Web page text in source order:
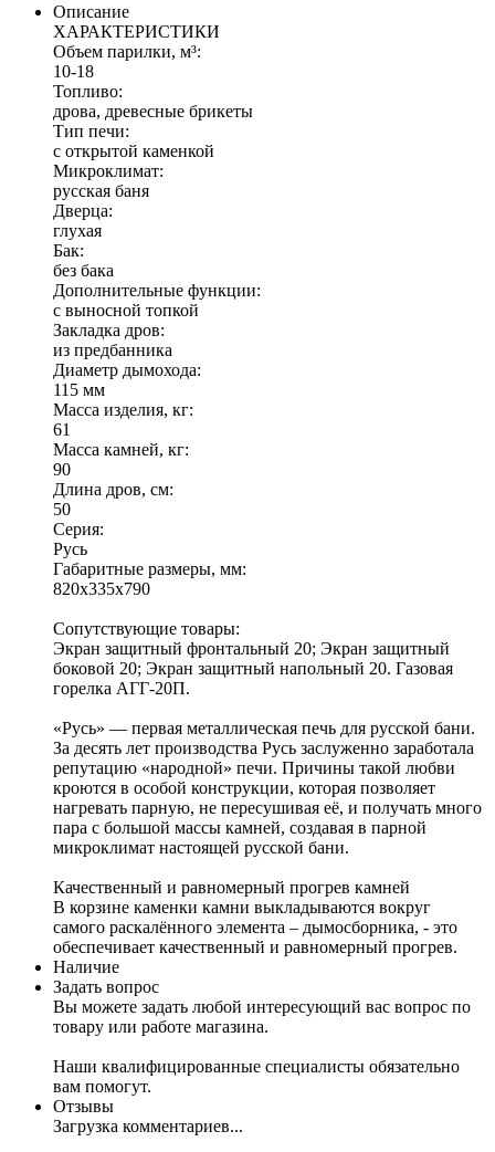
Описание
ХАРАКТЕРИСТИКИ
Объем парилки, м³:
10-18
Топливо:
дрова, древесные брикеты
Тип печи:
с открытой каменкой
Микроклимат:
русская баня
Дверца:
глухая
Бак:
без бака
Дополнительные функции:
с выносной топкой
Закладка дров:
из предбанника
Диаметр дымохода:
115 мм
Масса изделия, кг:
61
Масса камней, кг:
90
Длина дров, см:
50
Серия:
Русь
Габаритные размеры, мм:
820x335x790
Сопутствующие товары:
Экран защитный фронтальный 20; Экран защитный
боковой 20; Экран защитный напольный 20. Газовая
горелка АГГ-20П.
«Русь» — первая металлическая печь для русской бани.
За десять лет производства Русь заслуженно заработала
репутацию «народной» печи. Причины такой любви
кроются в особой конструкции, которая позволяет
нагревать парную, не пересушивая её, и получать много
пара с большой массы камней, создавая в парной
микроклимат настоящей русской бани.
Качественный и равномерный прогрев камней
В корзине каменки камни выкладываются вокруг
самого раскалённого элемента – дымосборника, - это
обеспечивает качественный и равномерный прогрев.
Наличие
Задать вопрос
Вы можете задать любой интересующий вас вопрос по
товару или работе магазина.
Наши квалифицированные специалисты обязательно
вам помогут.
Отзывы
Загрузка комментариев...